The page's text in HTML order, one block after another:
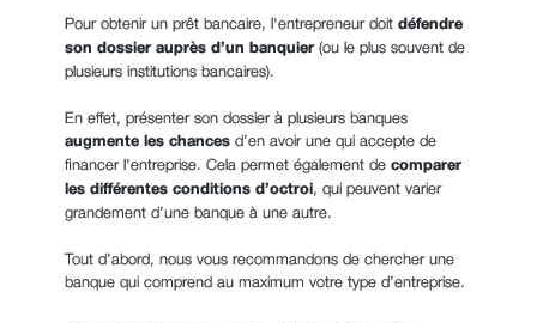
Pour obtenir un prêt bancaire, l'entrepreneur doit défendre
son dossier auprès d’un banquier (ou le plus souvent de
plusieurs institutions bancaires).
En effet, présenter son dossier à plusieurs banques
augmente les chances d’en avoir une qui accepte de
financer l'entreprise. Cela permet également de comparer
les différentes conditions d’octroi, qui peuvent varier
grandement d’une banque à une autre.
Tout d’abord, nous vous recommandons de chercher une
banque qui comprend au maximum votre type d’entreprise.